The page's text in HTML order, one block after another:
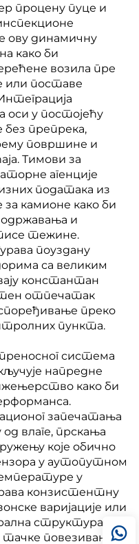
процену пуце и
ову динамичну
како би
возила пре
поставе
оси у постојећу
препрека,
површине и
Тимови за
агенције
података из
камионе како би
и
тежине.
поуздану
са великим
константан
отпечатак
преко
пункта.
система
напредне
како би
запечатања
влаге, прскања
које обично
у аутопутном
у
конзистентну
варијације или
структура
повезивања